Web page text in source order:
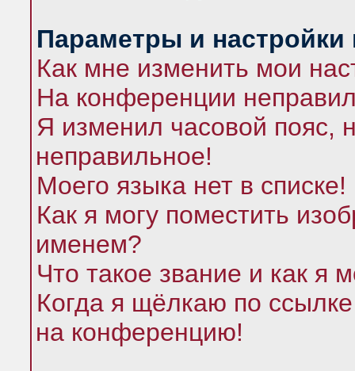
Параметры и настройки
Как мне изменить мои
На конференции
Я изменил часовой пояс,
неправильное!
Моего языка нет в списке!
Как я могу поместить
именем?
Что такое звание и как я
Когда я щёлкаю по
на конференцию!